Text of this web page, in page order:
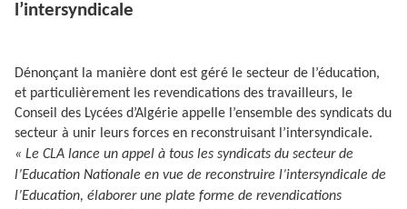
l’intersyndicale
Dénonçant la manière dont est géré le secteur de l’éducation,
et particulièrement les revendications des travailleurs, le
Conseil des Lycées d’Algérie appelle l’ensemble des syndicats du
secteur à unir leurs forces en reconstruisant l’intersyndicale.
« Le CLA lance un appel à tous les syndicats du secteur de
l’Education Nationale en vue de reconstruire l’intersyndicale de
l’Education, élaborer une plate forme de revendications